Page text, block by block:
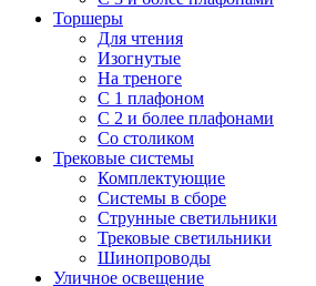
Торшеры
Для чтения
Изогнутые
На треноге
С 1 плафоном
С 2 и более плафонами
Со столиком
Трековые системы
Комплектующие
Системы в сборе
Струнные светильники
Трековые светильники
Шинопроводы
Уличное освещение